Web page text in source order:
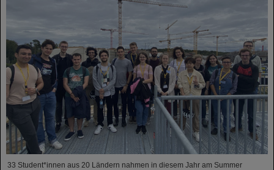
33 Student*innen aus 20 Ländern nahmen in diesem Jahr am Summer